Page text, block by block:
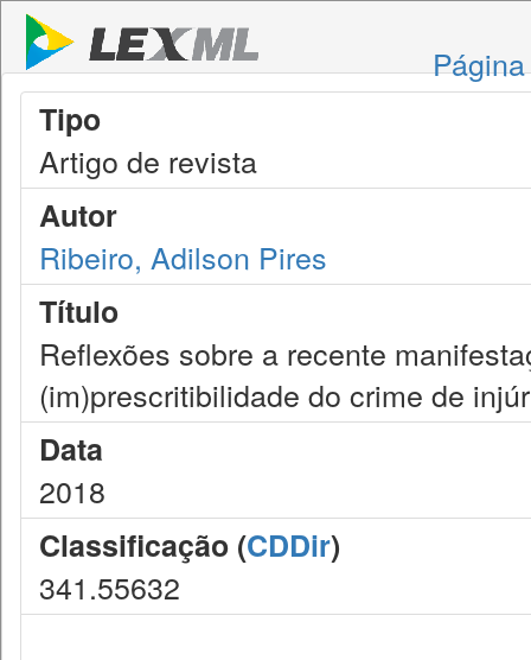
Tipo
Artigo de revista
Autor
Ribeiro, Adilson Pires
Título
Reflexões sobre a recente
(im)prescritibilidade do crime de
Data
2018
Classificação (CDDir)
341.55632